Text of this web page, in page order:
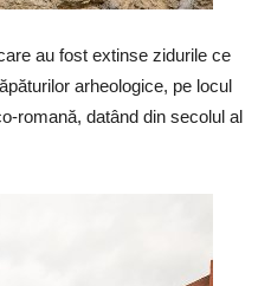
au fost extinse zidurile ce
arheologice, pe locul
romană, datând din secolul al